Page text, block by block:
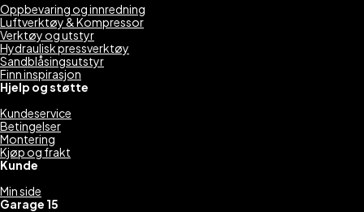
Oppbevaring og innredning
Luftverktøy & Kompressor
Verktøy og utstyr
Hydraulisk pressverktøy
Sandblåsingsutstyr
Finn inspirasjon
Hjelp og støtte
Kundeservice
Betingelser
Montering
Kjøp og frakt
Kunde
Min side
Garage 15